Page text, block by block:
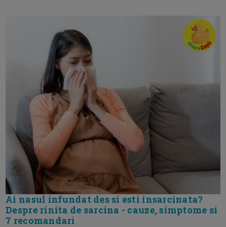
Ai nasul infundat des si esti insarcinata?
Despre rinita de sarcina - cauze, simptome si
7 recomandari